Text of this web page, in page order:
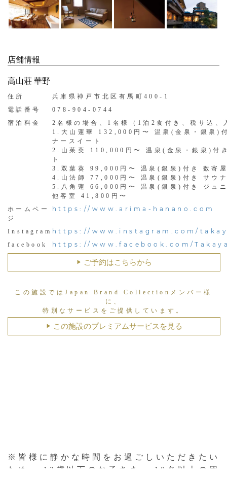
店舗情報
高山荘 華野
住所
兵庫県神戸市北区有馬町400-1
電話番号
078-904-0744
宿泊料金
2名様の場合、1名様（1泊2食付き、税サ込、
1.大山蓮華 132,000円〜 温泉(金泉・銀泉)
ナースイート
2.山茱萸 110,000円〜 温泉(金泉・銀泉)付
ト
3.双葉葵 99,000円〜 温泉(銀泉)付き 数寄
4.山法師 77,000円〜 温泉(銀泉)付き サウ
5.八角蓮 66,000円〜 温泉(銀泉)付き ジュ
他客室 41,800円〜
ホームペー
ジ
https://www.arima-hanano.com
Instagram https://www.instagram.com/
facebook https://www.facebook.com/
▶︎ ご予約はこちらから
この施設ではJapan Brand Collectionメンバー様
に、
特別なサービスをご提供しています。
▶︎ この施設のプレミアムサービスを見る
※皆様に静かな時間をお過ごしいただきたい
ため、 12歳以下のお子さま、 10名以上の団